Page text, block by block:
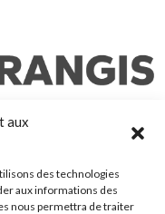
aux
des technologies
aux informations des
nous permettra de traiter